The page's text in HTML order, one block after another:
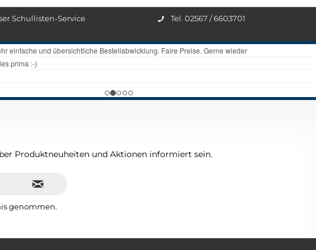
Schullisten-Service Tel. 02567 / 6603701
Produktneuheiten und Aktionen informiert sein.
genommen.